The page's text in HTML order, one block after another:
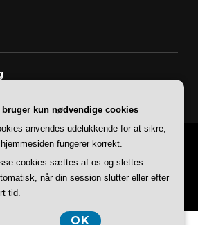
Bygtorvet. All Rights Reserved.
ByBlossom Themes. Powered by
.Privatlivspolitik
bruger kun nødvendige cookies
anvendes udelukkende for at sikre,
fungerer korrekt.
cookies sættes af os og slettes
når din session slutter eller efter
tid.
OK